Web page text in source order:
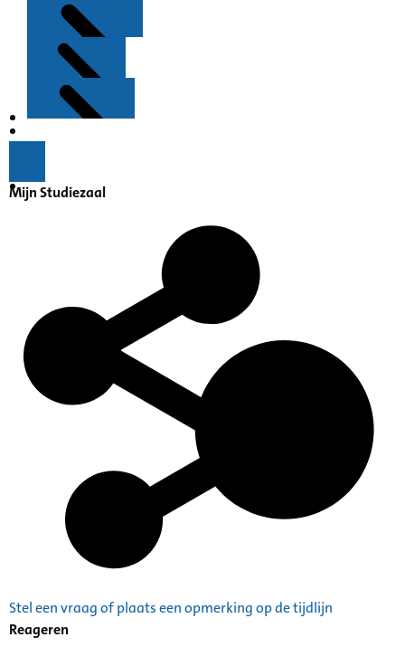
Inventaris
Mijn Studiezaal
Stel een vraag of plaats een opmerking op de tijdlijn
Reageren